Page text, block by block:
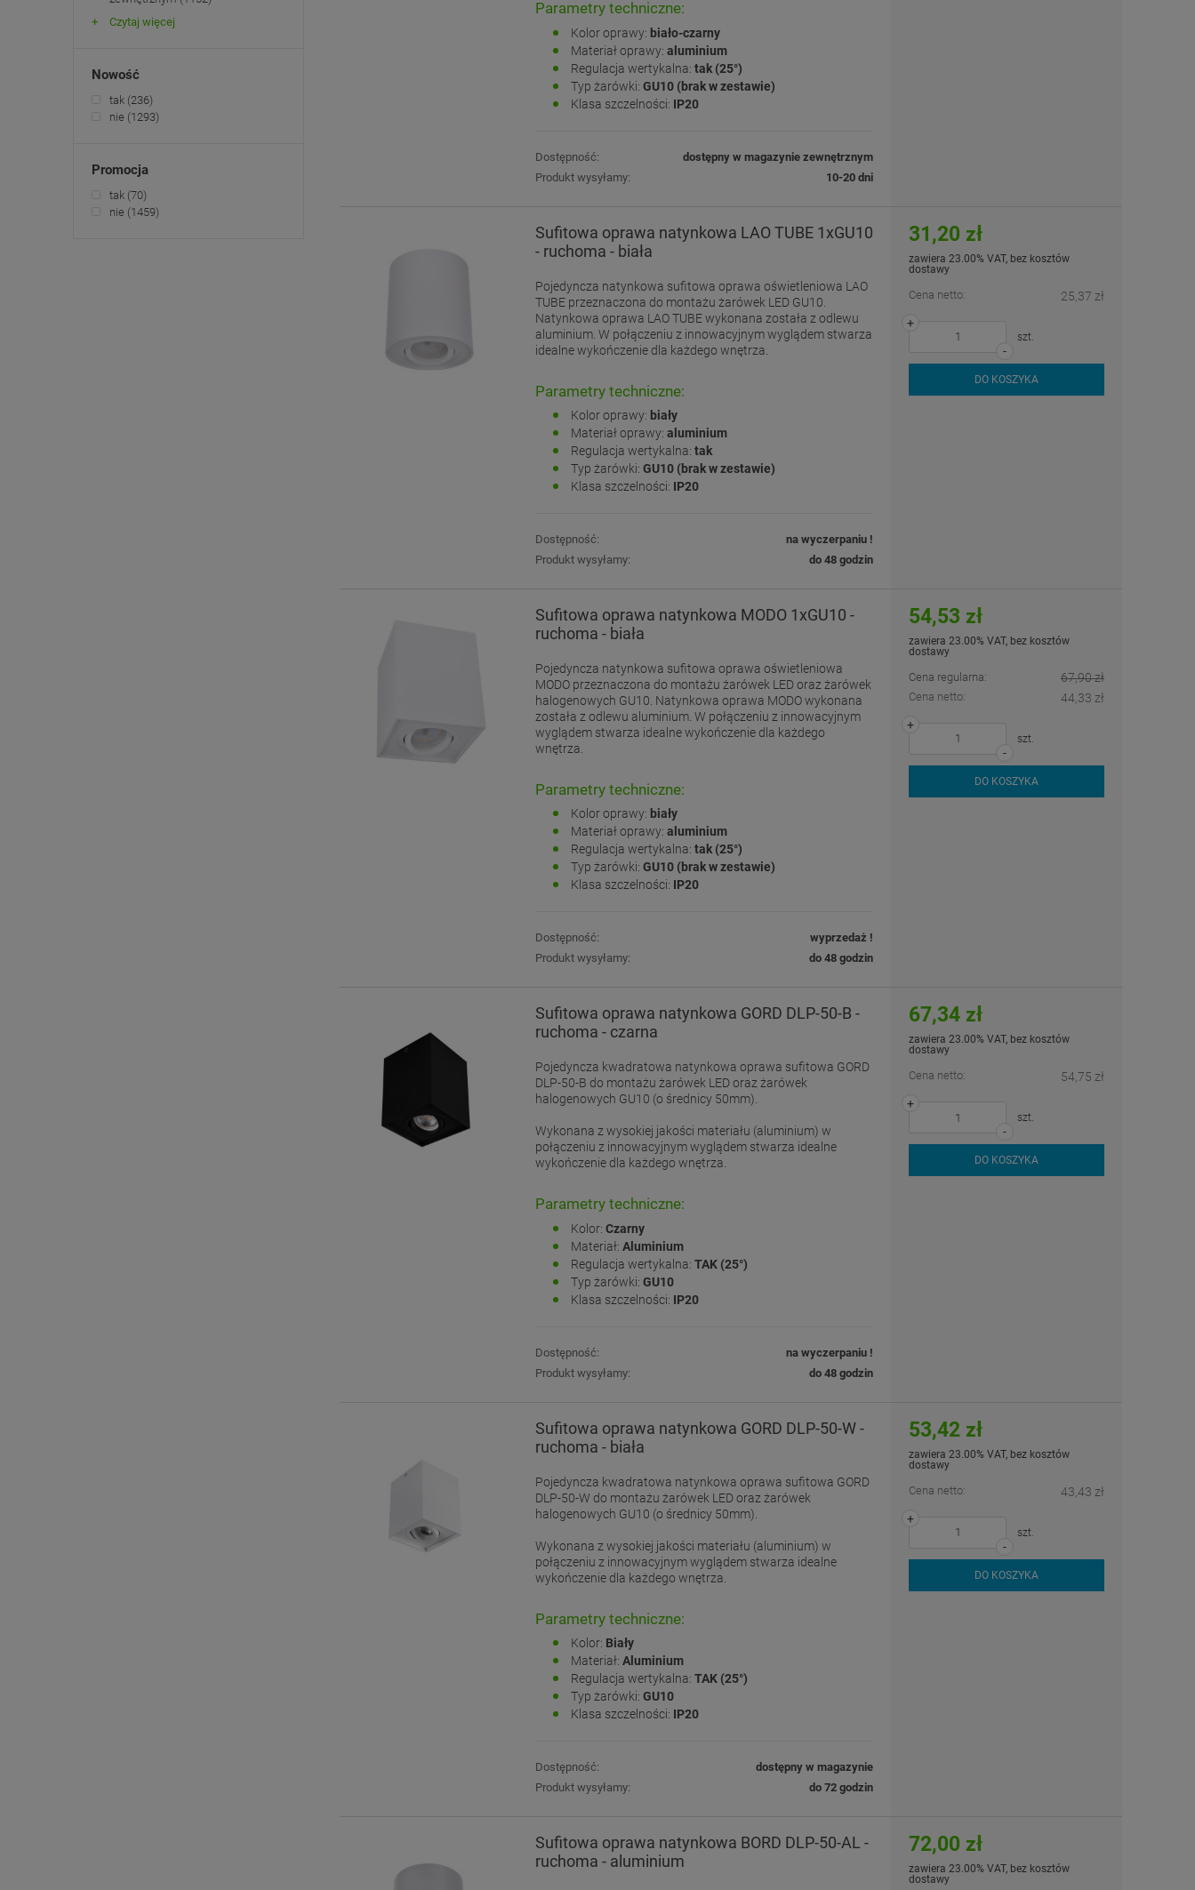
Czytaj więcej
Nowość
tak (236)
nie (1293)
Promocja
tak (70)
nie (1459)
Parametry techniczne:
Kolor oprawy: biało-czarny
Materiał oprawy: aluminium
Regulacja wertykalna: tak (25°)
Typ żarówki: GU10 (brak w zestawie)
Klasa szczelności: IP20
Dostępność:
dostępny w magazynie zewnętrznym
Produkt wysyłamy:
10-20 dni
Sufitowa oprawa natynkowa LAO TUBE 1xGU10
- ruchoma - biała
Pojedyncza natynkowa sufitowa oprawa oświetleniowa LAO
TUBE przeznaczona do montażu żarówek LED GU10.
Natynkowa oprawa LAO TUBE wykonana została z odlewu
aluminium. W połączeniu z innowacyjnym wyglądem stwarza
idealne wykończenie dla każdego wnętrza.
Parametry techniczne:
Kolor oprawy: biały
Materiał oprawy: aluminium
Regulacja wertykalna: tak
Typ żarówki: GU10 (brak w zestawie)
Klasa szczelności: IP20
Dostępność:
na wyczerpaniu !
Produkt wysyłamy:
do 48 godzin
31,20 zł
zawiera 23.00% VAT, bez kosztów
dostawy
Cena netto: 25,37 zł
-
+
szt.
DO KOSZYKA
Sufitowa oprawa natynkowa MODO 1xGU10 -
ruchoma - biała
Pojedyncza natynkowa sufitowa oprawa oświetleniowa
MODO przeznaczona do montażu żarówek LED oraz żarówek
halogenowych GU10. Natynkowa oprawa MODO wykonana
została z odlewu aluminium. W połączeniu z innowacyjnym
wyglądem stwarza idealne wykończenie dla każdego
wnętrza.
Parametry techniczne:
Kolor oprawy: biały
Materiał oprawy: aluminium
Regulacja wertykalna: tak (25°)
Typ żarówki: GU10 (brak w zestawie)
Klasa szczelności: IP20
Dostępność:
wyprzedaż !
Produkt wysyłamy:
do 48 godzin
54,53 zł
zawiera 23.00% VAT, bez kosztów
dostawy
Cena regularna: 67,90 zł
Cena netto: 44,33 zł
-
+
szt.
DO KOSZYKA
Sufitowa oprawa natynkowa GORD DLP-50-B -
ruchoma - czarna
Pojedyncza kwadratowa natynkowa oprawa sufitowa GORD
DLP-50-B do montażu żarówek LED oraz żarówek
halogenowych GU10 (o średnicy 50mm).
Wykonana z wysokiej jakości materiału (aluminium) w
połączeniu z innowacyjnym wyglądem stwarza idealne
wykończenie dla każdego wnętrza.
Parametry techniczne:
Kolor: Czarny
Materiał: Aluminium
Regulacja wertykalna: TAK (25°)
Typ żarówki: GU10
Klasa szczelności: IP20
Dostępność:
na wyczerpaniu !
Produkt wysyłamy:
do 48 godzin
67,34 zł
zawiera 23.00% VAT, bez kosztów
dostawy
Cena netto: 54,75 zł
-
+
szt.
DO KOSZYKA
Sufitowa oprawa natynkowa GORD DLP-50-W -
ruchoma - biała
Pojedyncza kwadratowa natynkowa oprawa sufitowa GORD
DLP-50-W do montażu żarówek LED oraz żarówek
halogenowych GU10 (o średnicy 50mm).
Wykonana z wysokiej jakości materiału (aluminium) w
połączeniu z innowacyjnym wyglądem stwarza idealne
wykończenie dla każdego wnętrza.
Parametry techniczne:
Kolor: Biały
Materiał: Aluminium
Regulacja wertykalna: TAK (25°)
Typ żarówki: GU10
Klasa szczelności: IP20
Dostępność:
dostępny w magazynie
Produkt wysyłamy:
do 72 godzin
53,42 zł
zawiera 23.00% VAT, bez kosztów
dostawy
Cena netto: 43,43 zł
-
+
szt.
DO KOSZYKA
Sufitowa oprawa natynkowa BORD DLP-50-AL -
ruchoma - aluminium
72,00 zł
zawiera 23.00% VAT, bez kosztów
dostawy